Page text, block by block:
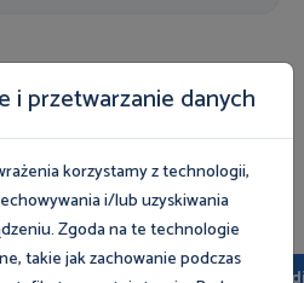
Dla pracowników
i przetwarzanie danych
korzystamy z technologii,
i/lub uzyskiwania
Zgoda na te technologie
takie jak zachowanie podczas